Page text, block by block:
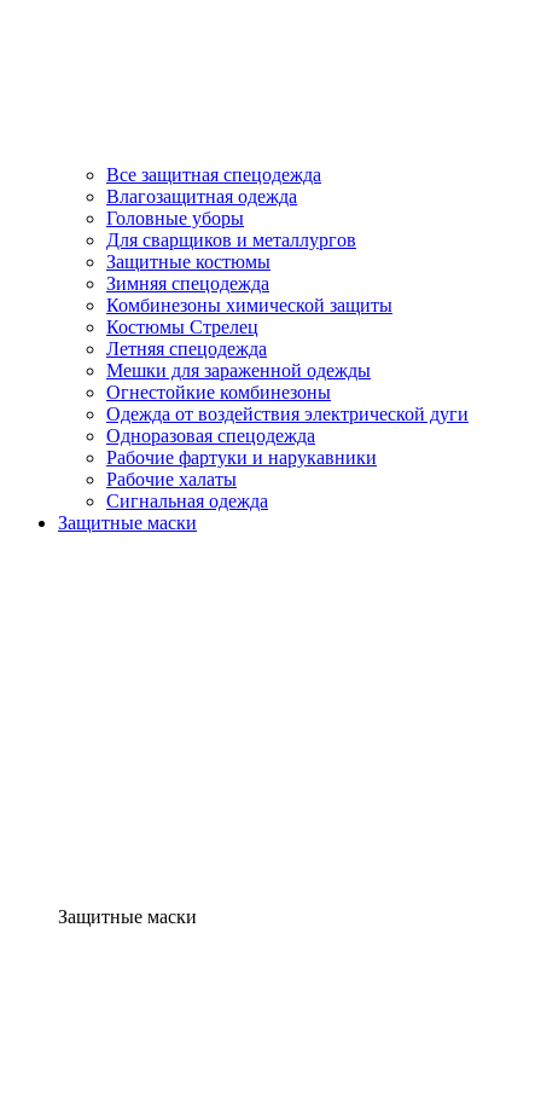
Все защитная спецодежда
Влагозащитная одежда
Головные уборы
Для сварщиков и металлургов
Защитные костюмы
Зимняя спецодежда
Комбинезоны химической защиты
Костюмы Стрелец
Летняя спецодежда
Мешки для зараженной одежды
Огнестойкие комбинезоны
Одежда от воздействия электрической дуги
Одноразовая спецодежда
Рабочие фартуки и нарукавники
Рабочие халаты
Сигнальная одежда
Защитные маски
Защитные маски